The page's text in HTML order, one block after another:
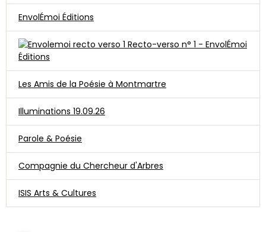
EnvolÉmoi Éditions
Recto-verso n° 1 - EnvolÉmoi
Éditions
Les Amis de la Poésie à Montmartre
Illuminations 19.09.26
Parole & Poésie
Compagnie du Chercheur d'Arbres
ISIS Arts & Cultures